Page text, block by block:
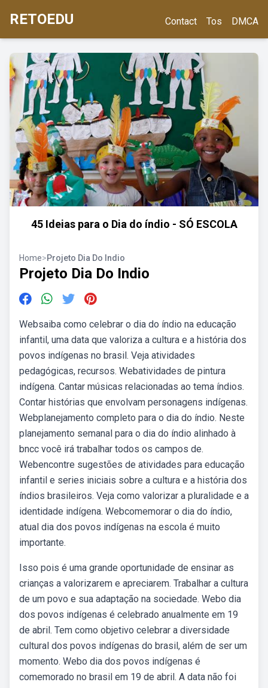
RETOEDU Contact Tos DMCA
45 Ideias para o Dia do índio - SÓ ESCOLA
Home>Projeto Dia Do Indio
Projeto Dia Do Indio
Websaiba como celebrar o dia do índio na educação
infantil, uma data que valoriza a cultura e a história dos
povos indígenas no brasil. Veja atividades
pedagógicas, recursos. Webatividades de pintura
indígena. Cantar músicas relacionadas ao tema índios.
Contar histórias que envolvam personagens indígenas.
Webplanejamento completo para o dia do índio. Neste
planejamento semanal para o dia do índio alinhado à
bncc você irá trabalhar todos os campos de.
Webencontre sugestões de atividades para educação
infantil e series iniciais sobre a cultura e a história dos
índios brasileiros. Veja como valorizar a pluralidade e a
identidade indígena. Webcomemorar o dia do índio,
atual dia dos povos indígenas na escola é muito
importante.
Isso pois é uma grande oportunidade de ensinar as
crianças a valorizarem e apreciarem. Trabalhar a cultura
de um povo e sua adaptação na sociedade. Webo dia
dos povos indígenas é celebrado anualmente em 19
de abril. Tem como objetivo celebrar a diversidade
cultural dos povos indígenas do brasil, além de ser um
momento. Webo dia dos povos indígenas é
comemorado no brasil em 19 de abril. A data não foi